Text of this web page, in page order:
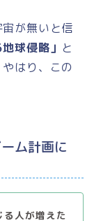
が無いと信
球侵略」 と
はり、この
ム計画に
る人が増えた